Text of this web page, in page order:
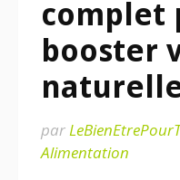
complet
booster
par
Alimentation